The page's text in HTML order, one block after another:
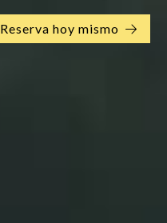
Reserva hoy mismo